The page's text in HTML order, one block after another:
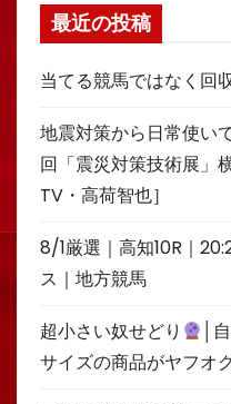
最近の投稿
当てる競馬ではなく回
地震対策から日常使い
回「震災対策技術展」
TV・高荷智也］
8/1厳選｜高知10R｜
ス｜地方競馬
超小さい奴せどり
│
サイズの商品がヤフオ